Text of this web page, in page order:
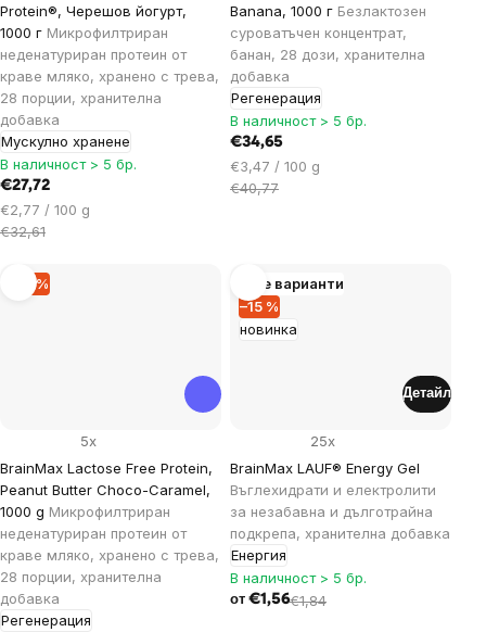
Protein®, Черешов йогурт,
1000 г Микрофилтриран
неденатуриран протеин от
краве мляко, хранено с трева,
28 порции, хранителна
добавка
Мускулно хранене
В наличност > 5 бр.
€27,72
Цена
за
€2,77 / 100 g
€32,61
Banana, 1000 г Безлактозен
суроватъчен концентрат,
банан, 28 дози, хранителна
добавка
Регенерация
В наличност > 5 бр.
€34,65
Цена
за
€3,47 / 100 g
€40,77
–15 %
BrainMax Lactose Free Protein,
Peanut Butter Choco-Caramel,
1000 g Микрофилтриран
неденатуриран протеин от
краве мляко, хранено с трева,
28 порции, хранителна
добавка
Регенерация
5x
новинка
–15 %
Още варианти
BrainMax LAUF® Energy Gel
Въглехидрати и електролити
за незабавна и дълготрайна
подкрепа, хранителна добавка
Енергия
25x
В наличност > 5 бр.
от €1,56€1,84
Детайл